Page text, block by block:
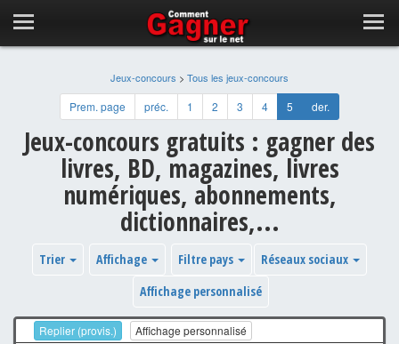
Jeux-concours > Tous les jeux-concours
Prem. page préc. 1 2 3 4 5 der.
Jeux-concours gratuits : gagner des
livres, BD, magazines, livres
numériques, abonnements,
dictionnaires,...
Trier Affichage Filtre pays
Réseaux sociaux
Affichage personnalisé
Replier (provis.) Affichage personnalisé